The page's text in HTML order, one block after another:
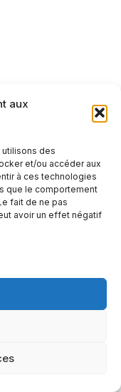
aux
des
et/ou accéder aux
à ces technologies
que le comportement
fait de ne pas
avoir un effet négatif